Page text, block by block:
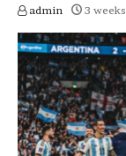
admin 3